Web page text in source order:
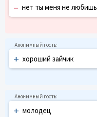
– нет ты меня не любишь
+ хороший зайчик
+ молодец